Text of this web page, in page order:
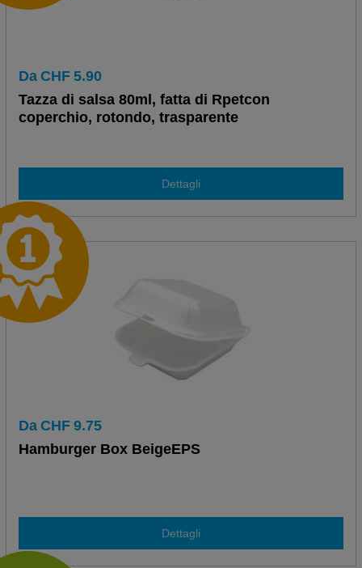
Da CHF 5.90
Tazza di salsa 80ml, fatta di Rpetcon
coperchio, rotondo, trasparente
Dettagli
Da CHF 9.75
Hamburger Box BeigeEPS
Dettagli